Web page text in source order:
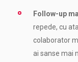
Follow-up
repede, cu
colaborator
ai sanse mai